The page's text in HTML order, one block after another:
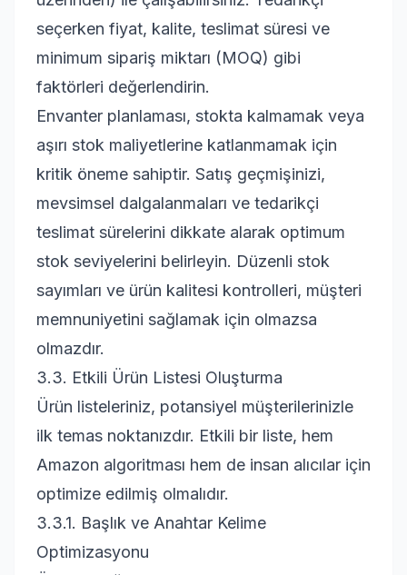
seçerken fiyat, kalite, teslimat süresi ve
minimum sipariş miktarı (MOQ) gibi
faktörleri değerlendirin.
Envanter planlaması, stokta kalmamak veya
aşırı stok maliyetlerine katlanmamak için
kritik öneme sahiptir. Satış geçmişinizi,
mevsimsel dalgalanmaları ve tedarikçi
teslimat sürelerini dikkate alarak optimum
stok seviyelerini belirleyin. Düzenli stok
sayımları ve ürün kalitesi kontrolleri, müşteri
memnuniyetini sağlamak için olmazsa
olmazdır.
3.3. Etkili Ürün Listesi Oluşturma
Ürün listeleriniz, potansiyel müşterilerinizle
ilk temas noktanızdır. Etkili bir liste, hem
Amazon algoritması hem de insan alıcılar için
optimize edilmiş olmalıdır.
3.3.1. Başlık ve Anahtar Kelime
Optimizasyonu